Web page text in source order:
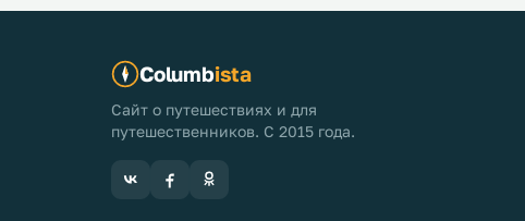
Columbista
Сайт о путешествиях и для
путешественников. С 2015 года.